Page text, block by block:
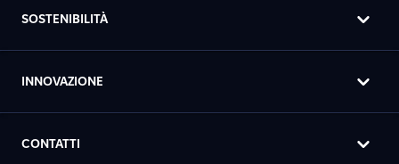
SOSTENIBILITÀ
INNOVAZIONE
CONTATTI